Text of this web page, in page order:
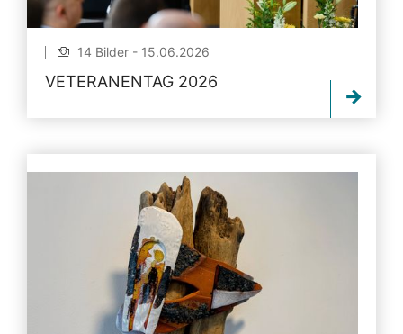
14 Bilder - 15.06.2026
VETERANENTAG 2026